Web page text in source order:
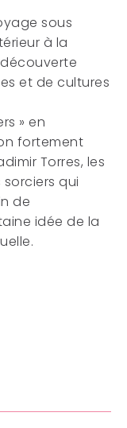
sous
à la
et de cultures
» en
fortement
Torres, les
qui
de
idée de la